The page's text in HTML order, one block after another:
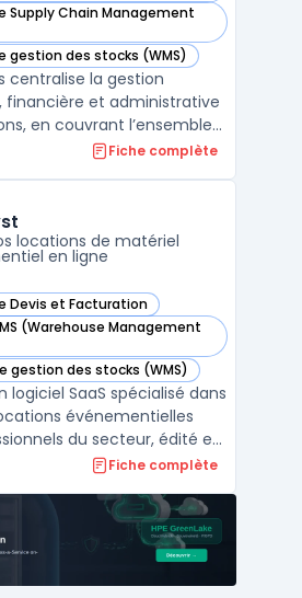
Supply Chain Management
dans cette catégorie
gestion des stocks (WMS)
dans cette catégorie
centralise la gestion
financière et administrative
en couvrant l’ensemble
via une plateforme unique.
Service and Asset
Fiche complète
locations de matériel
en ligne
Devis et Facturation
dans cette catégorie
(Warehouse Management
cette catégorie
gestion des stocks (WMS)
dans cette catégorie
logiciel SaaS spécialisé dans
événementielles
du secteur, édité en
pour les PME disposant de
matériel. Il traite la
du suivi des
Fiche complète